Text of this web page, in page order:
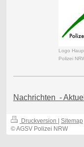
Logo
Polizei
Nachrichten -
Druckversion
Sitemap
© AGSV Polizei NRW